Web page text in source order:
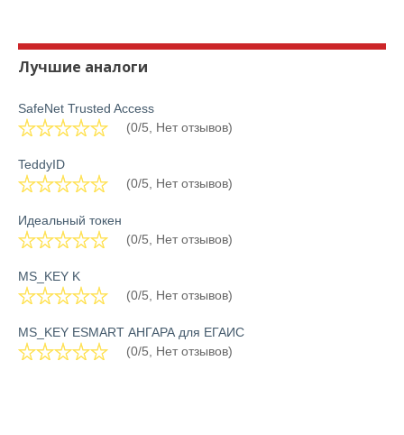
Лучшие аналоги
SafeNet Trusted Access
(0/5, Нет отзывов)
TeddyID
(0/5, Нет отзывов)
Идеальный токен
(0/5, Нет отзывов)
MS_KEY K
(0/5, Нет отзывов)
MS_KEY ESMART АНГАРА для ЕГАИС
(0/5, Нет отзывов)